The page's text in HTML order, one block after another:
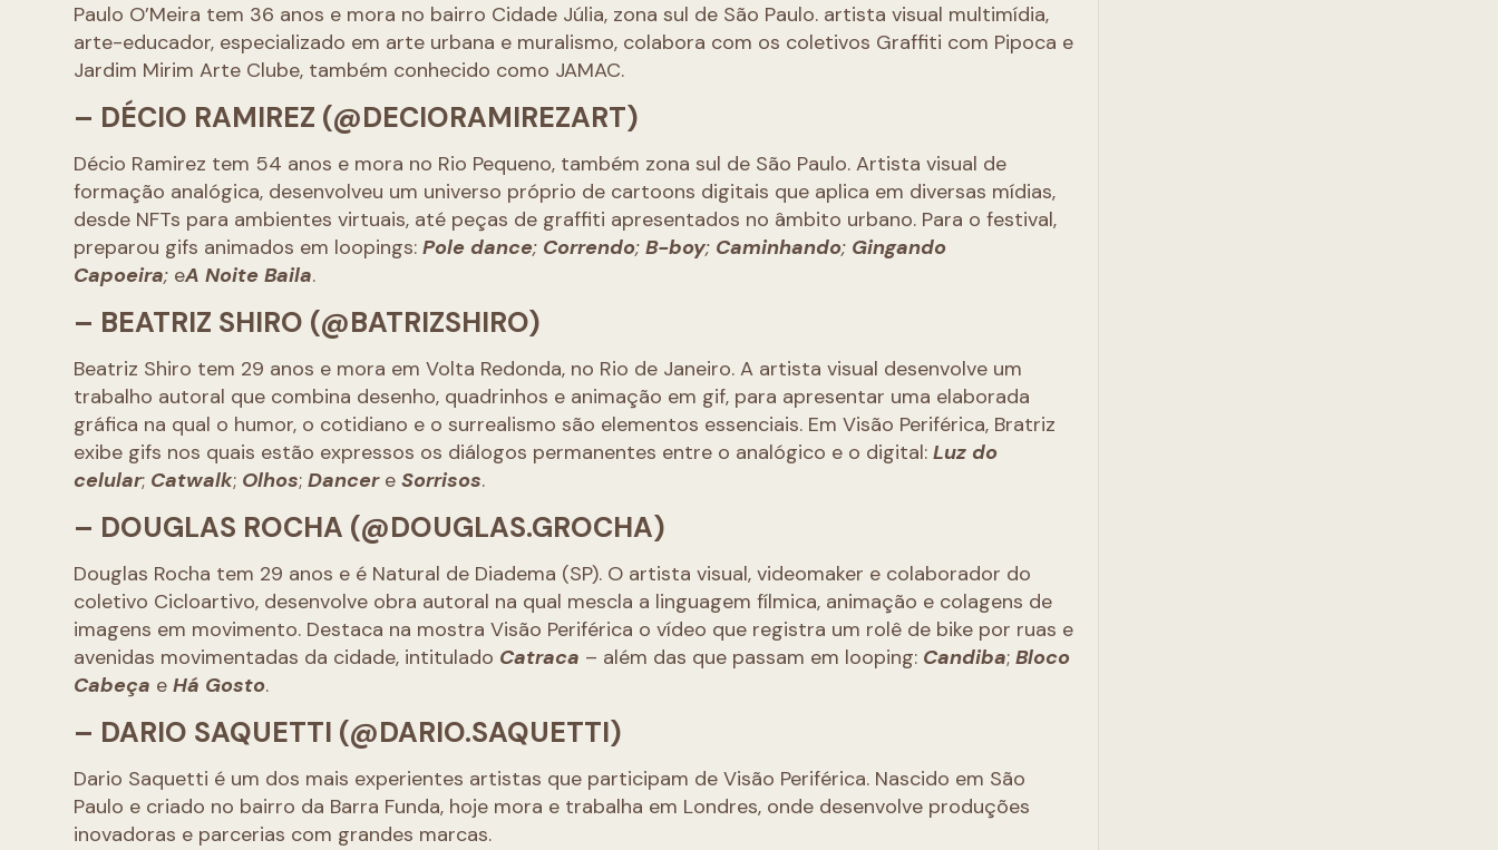
Paulo O’Meira tem 36 anos e mora no bairro Cidade Júlia, zona sul de São Paulo. artista visual multimídia,
arte-educador, especializado em arte urbana e muralismo, colabora com os coletivos Graffiti com Pipoca e
Jardim Mirim Arte Clube, também conhecido como JAMAC.
– DÉCIO RAMIREZ (@DECIORAMIREZART)
Décio Ramirez tem 54 anos e mora no Rio Pequeno, também zona sul de São Paulo. Artista visual de
formação analógica, desenvolveu um universo próprio de cartoons digitais que aplica em diversas mídias,
desde NFTs para ambientes virtuais, até peças de graffiti apresentados no âmbito urbano. Para o festival,
preparou gifs animados em loopings:Pole dance; Correndo;B-boy; Caminhando; Gingando
Capoeira; eA Noite Baila.
– BEATRIZ SHIRO (@BATRIZSHIRO)
Beatriz Shiro tem 29 anos e mora em Volta Redonda, no Rio de Janeiro. A artista visual desenvolve um
trabalho autoral que combina desenho, quadrinhos e animação em gif, para apresentar uma elaborada
gráfica na qual o humor, o cotidiano e o surrealismo são elementos essenciais. Em Visão Periférica, Bratriz
exibe gifs nos quais estão expressos os diálogos permanentes entre o analógico e o digital:Luz do
celular; Catwalk; Olhos;DancereSorrisos.
– DOUGLAS ROCHA (@DOUGLAS.GROCHA)
Douglas Rocha tem 29 anos e é Natural de Diadema (SP). O artista visual, videomaker e colaborador do
coletivo Cicloartivo, desenvolve obra autoral na qual mescla a linguagem fílmica, animação e colagens de
imagens em movimento. Destaca na mostra Visão Periférica o vídeo que registra um rolê de bike por ruas e
avenidas movimentadas da cidade, intitulado Catraca – além das que passam em looping: Candiba;Bloco
Cabeça eHá Gosto.
– DARIO SAQUETTI (@DARIO.SAQUETTI)
Dario Saquetti é um dos mais experientes artistas que participam de Visão Periférica. Nascido em São
Paulo e criado no bairro da Barra Funda, hoje mora e trabalha em Londres, onde desenvolve produções
inovadoras e parcerias com grandes marcas.